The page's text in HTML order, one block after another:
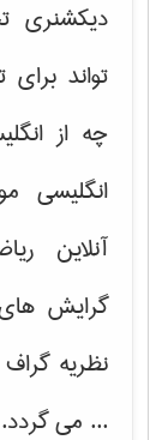
دیکشنری
تواند
چه از
انگلیسی
آنلاین
گرایش
نظریه
... می گردد.